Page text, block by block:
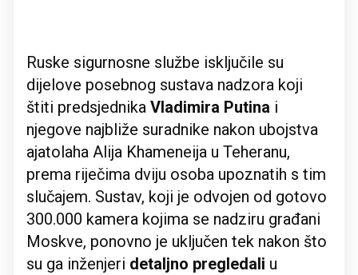
Ruske sigurnosne službe isključile su
dijelove posebnog sustava nadzora koji
štiti predsjednika Vladimira Putina i
njegove najbliže suradnike nakon ubojstva
ajatolaha Alija Khameneija u Teheranu,
prema riječima dviju osoba upoznatih s tim
slučajem. Sustav, koji je odvojen od gotovo
300.000 kamera kojima se nadziru građani
Moskve, ponovno je uključen tek nakon što
su ga inženjeri detaljno pregledali u